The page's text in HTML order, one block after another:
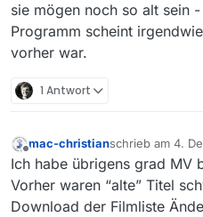
sie mögen noch so alt sein
Programm scheint
vorher war.
1 Antwort
Offline
mac-christianschrieb am 4.
zuletzt editiert
Ich habe übrigens grad MV
Vorher waren “alte” Titel
Download der Filmliste